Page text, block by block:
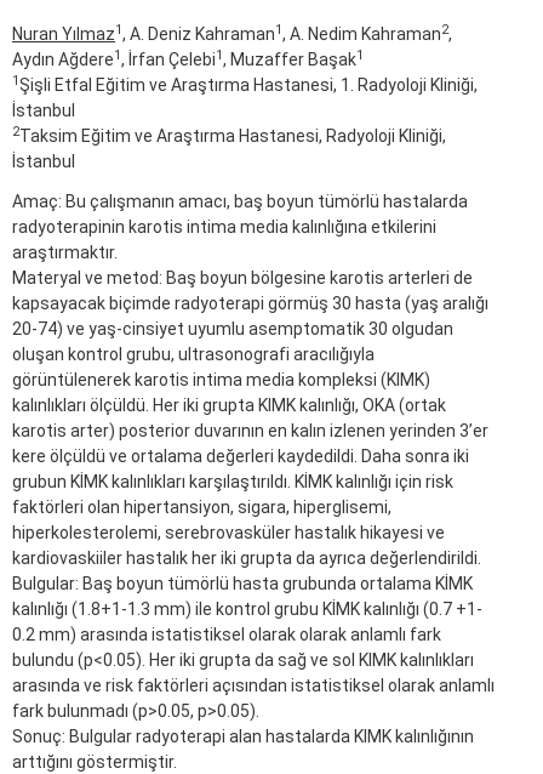
Nuran Yılmaz1, A. Deniz Kahraman1, A. Nedim Kahraman2,
Aydın Ağdere1, İrfan Çelebi1, Muzaffer Başak1
1Şişli Etfal Eğitim ve Araştırma Hastanesi, 1. Radyoloji Kliniği,
İstanbul
2Taksim Eğitim ve Araştırma Hastanesi, Radyoloji Kliniği,
İstanbul
Amaç: Bu çalışmanın amacı, baş boyun tümörlü hastalarda
radyoterapinin karotis intima media kalınlığına etkilerini
araştırmaktır.
Materyal ve metod: Baş boyun bölgesine karotis arterleri de
kapsayacak biçimde radyoterapi görmüş 30 hasta (yaş aralığı
20-74) ve yaş-cinsiyet uyumlu asemptomatik 30 olgudan
oluşan kontrol grubu, ultrasonografi aracılığıyla
görüntülenerek karotis intima media kompleksi (KIMK)
kalınlıkları ölçüldü. Her iki grupta KIMK kalınlığı, OKA (ortak
karotis arter) posterior duvarının en kalın izlenen yerinden 3’er
kere ölçüldü ve ortalama değerleri kaydedildi. Daha sonra iki
grubun KİMK kalınlıkları karşılaştırıldı. KİMK kalınlığı için risk
faktörleri olan hipertansiyon, sigara, hiperglisemi,
hiperkolesterolemi, serebrovasküler hastalık hikayesi ve
kardiovaskiiler hastalık her iki grupta da ayrıca değerlendirildi.
Bulgular: Baş boyun tümörlü hasta grubunda ortalama KİMK
kalınlığı (1.8+1-1.3 mm) ile kontrol grubu KİMK kalınlığı (0.7 +1-
0.2 mm) arasında istatistiksel olarak olarak anlamlı fark
bulundu (p<0.05). Her iki grupta da sağ ve sol KIMK kalınlıkları
arasında ve risk faktörleri açısından istatistiksel olarak anlamlı
fark bulunmadı (p>0.05, p>0.05).
Sonuç: Bulgular radyoterapi alan hastalarda KIMK kalınlığının
arttığını göstermiştir.